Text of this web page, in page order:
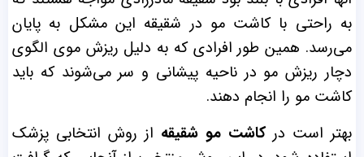
به راحتی با کاشت مو در شقیقه این مشکل به پایان
می‌رسد. همین طور افرادی که به دلیل ریزش موی الگوی
دچار ریزش مو در ناحیه پیشانی و سر می‌شوند که باید
کاشت مو را انجام دهند.
بهتر است درکاشت مو شقیقه از روش انتخابی پزشک